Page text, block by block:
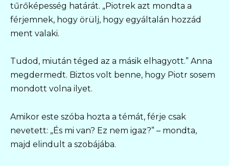
tűrőképesség határát. „Piotrek azt mondta a
férjemnek, hogy örülj, hogy egyáltalán hozzád
ment valaki.
Tudod, miután téged az a másik elhagyott.” Anna
megdermedt. Biztos volt benne, hogy Piotr sosem
mondott volna ilyet.
Amikor este szóba hozta a témát, férje csak
nevetett: „És mi van? Ez nem igaz?” – mondta,
majd elindult a szobájába.